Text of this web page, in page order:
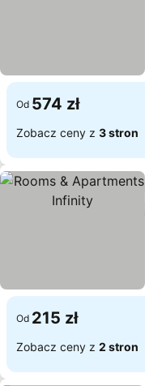
Od 574 zł
Zobacz ceny z 3 stron
Od 215 zł
Zobacz ceny z 2 stron